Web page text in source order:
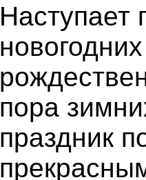
Наступает
пора
праздник